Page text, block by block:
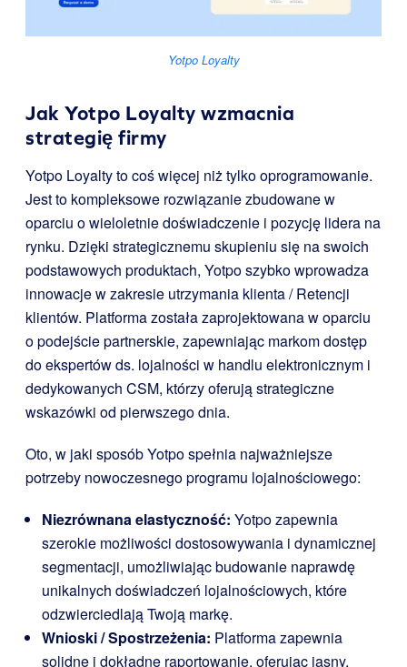
Yotpo Loyalty
Jak Yotpo Loyalty wzmacnia
strategię firmy
Yotpo Loyalty to coś więcej niż tylko oprogramowanie.
Jest to kompleksowe rozwiązanie zbudowane w
oparciu o wieloletnie doświadczenie i pozycję lidera na
rynku. Dzięki strategicznemu skupieniu się na swoich
podstawowych produktach, Yotpo szybko wprowadza
innowacje w zakresie utrzymania klienta / Retencji
klientów. Platforma została zaprojektowana w oparciu
o podejście partnerskie, zapewniając markom dostęp
do ekspertów ds. lojalności w handlu elektronicznym i
dedykowanych CSM, którzy oferują strategiczne
wskazówki od pierwszego dnia.
Oto, w jaki sposób Yotpo spełnia najważniejsze
potrzeby nowoczesnego programu lojalnościowego:
Niezrównana elastyczność: Yotpo zapewnia
szerokie możliwości dostosowywania i dynamicznej
segmentacji, umożliwiając budowanie naprawdę
unikalnych doświadczeń lojalnościowych, które
odzwierciedlają Twoją markę.
Wnioski / Spostrzeżenia: Platforma zapewnia
solidne i dokładne raportowanie, oferując jasny,